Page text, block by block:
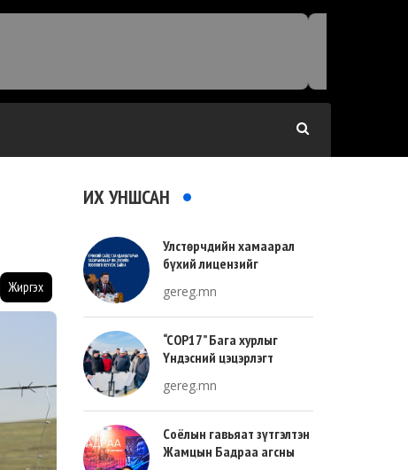
Жиргэх
ИХ УНШСАН
Улстөрчдийн хамаарал
бүхий лицензийг
gereg.mn
“COP17” Бага хурлыг
Үндэсний цэцэрлэгт
зохион байгуулна
gereg.mn
Соёлын гавьяат зүтгэлтэн
Жамцын Бадраа агсны